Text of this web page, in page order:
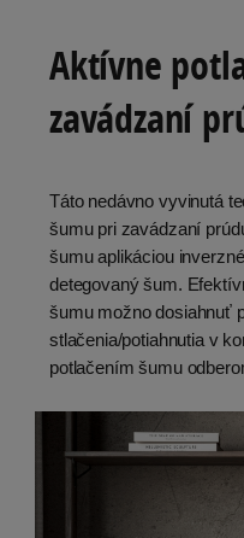
Aktívne
zavádzaní
Táto nedávno vyvinutá
šumu pri zavádzaní
šumu aplikáciou
detegovaný šum.
šumu možno dosiahnuť
stlačenia/potiahnutia v
potlačením šumu